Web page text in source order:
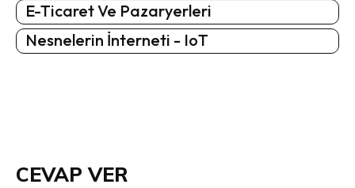
E-Ticaret Ve Pazaryerleri
Nesnelerin İnterneti - IoT
CEVAP VER